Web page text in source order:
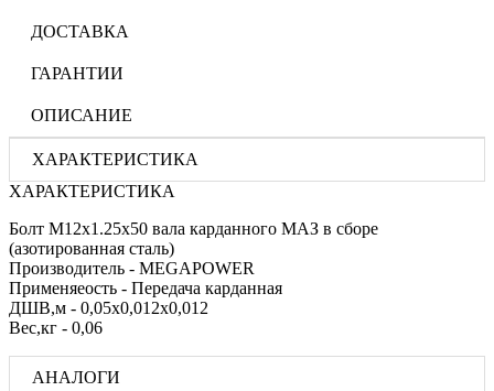
ДОСТАВКА
ГАРАНТИИ
ОПИСАНИЕ
ХАРАКТЕРИСТИКА
ХАРАКТЕРИСТИКА
Болт М12х1.25х50 вала карданного МАЗ в сборе
(азотированная сталь)
Производитель - MEGAPOWER
Применяеость - Передача карданная
ДШВ,м - 0,05х0,012х0,012
Вес,кг - 0,06
АНАЛОГИ